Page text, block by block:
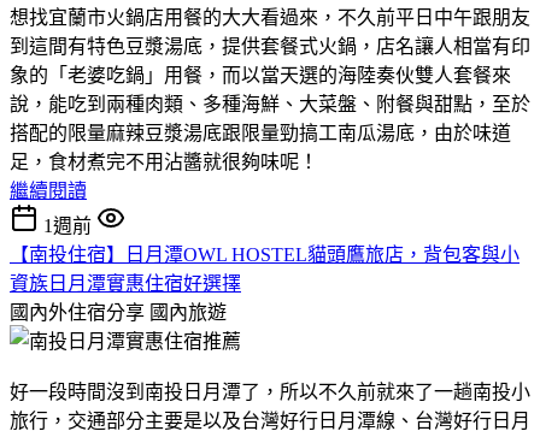
想找宜蘭市火鍋店用餐的大大看過來，不久前平日中午跟朋友
到這間有特色豆漿湯底，提供套餐式火鍋，店名讓人相當有印
象的「老婆吃鍋」用餐，而以當天選的海陸奏伙雙人套餐來
說，能吃到兩種肉類、多種海鮮、大菜盤、附餐與甜點，至於
搭配的限量麻辣豆漿湯底跟限量勁搞工南瓜湯底，由於味道
足，食材煮完不用沾醬就很夠味呢！
繼續閱讀
1週前
【南投住宿】日月潭OWL HOSTEL貓頭鷹旅店，背包客與小
資族日月潭實惠住宿好選擇
國內外住宿分享 國內旅遊
好一段時間沒到南投日月潭了，所以不久前就來了一趟南投小
旅行，交通部分主要是以及台灣好行日月潭線、台灣好行日月